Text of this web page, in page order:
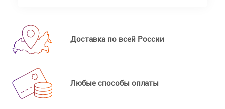
Доставка по всей России
Любые способы оплаты